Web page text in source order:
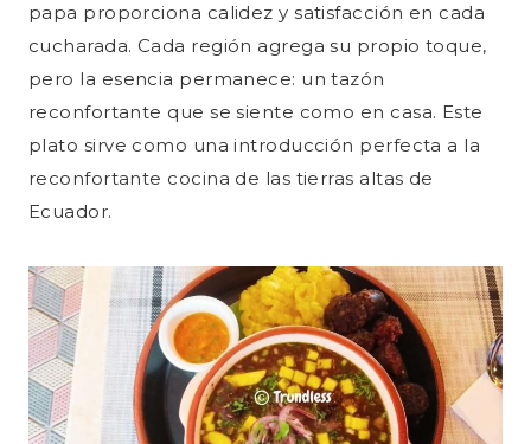
papa proporciona calidez y satisfacción en cada
cucharada. Cada región agrega su propio toque,
pero la esencia permanece: un tazón
reconfortante que se siente como en casa. Este
plato sirve como una introducción perfecta a la
reconfortante cocina de las tierras altas de
Ecuador.